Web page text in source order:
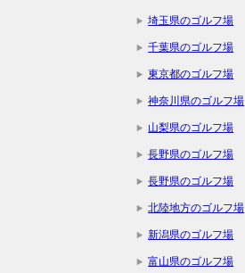
埼玉県のゴルフ場
千葉県のゴルフ場
東京都のゴルフ場
神奈川県のゴルフ場
山梨県のゴルフ場
長野県のゴルフ場
長野県のゴルフ場
北陸地方のゴルフ場
新潟県のゴルフ場
富山県のゴルフ場